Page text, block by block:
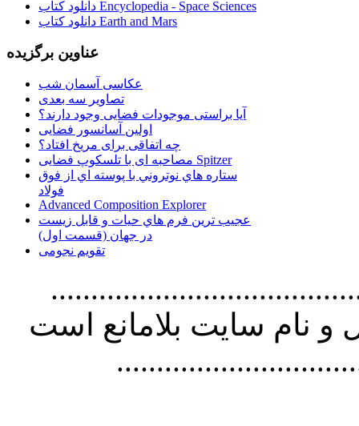
دانلود کتاب Encyclopedia - Space Sciences
دانلود کتاب Earth and Mars
عناوین برگزیده
عکاسی آسمان شب
تصاویر سه بعدی
آیا براستی موجودات فضایی وجود دارند؟
اولین آسانسور فضایی
چه اتفاقی برای مریخ افتاد؟
مصاحبه ای با تلسکوپ فضایی Spitzer
ستاره هاي نوتروني با پوسته اي از فوق
فولاد
Advanced Composition Explorer
عجیب ترین فرم هاي حيات و قابل زيست
در جهان (قسمت اول)
تقویم نجومی
استفاده از
نام سايت بلامانع است